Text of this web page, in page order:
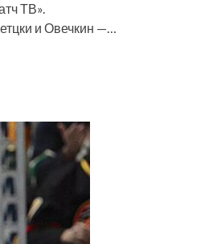
ТВ».
и Овечкин —…